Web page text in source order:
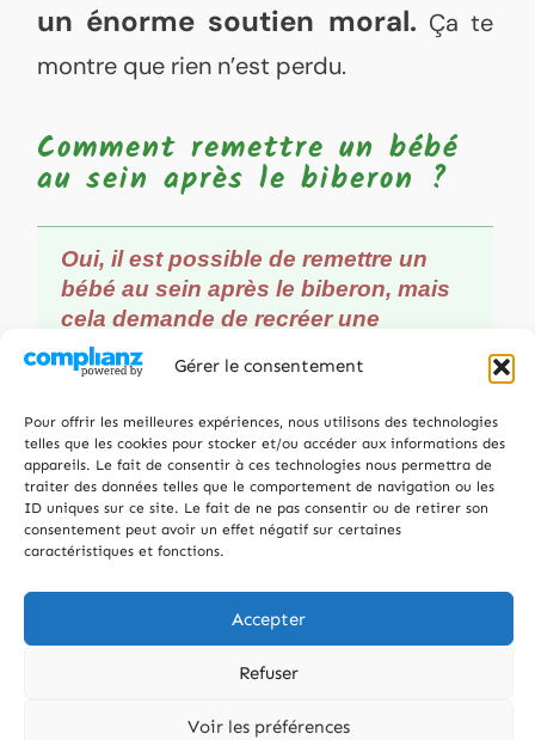
Gérer le consentement
Pour offrir les meilleures expériences, nous utilisons des technologies
telles que les cookies pour stocker et/ou accéder aux informations des
appareils. Le fait de consentir à ces technologies nous permettra de
ID uniques sur ce site. Le fait de ne pas consentir ou de retirer son
consentement peut avoir un effet négatif sur certaines
caractéristiques et fonctions.
Accepter
Refuser
Voir les préférences
un énorme soutien moral. Ça te
montre que rien n’est perdu.
Comment remettre un bébé
au sein après le biberon ?
Oui, il est possible de remettre un
bébé au sein après le biberon, mais
cela demande de recréer une
succion active. Le principal obstacle
est que le biberon délivre le lait sans
du sein. La solution consiste à
stimuler la succion au sein tout en
maintenant l’apport de lait.
Souvent, quand on relance une lactation,
bébé est nourri au biberon.
Le débit du biberon est plus facile,